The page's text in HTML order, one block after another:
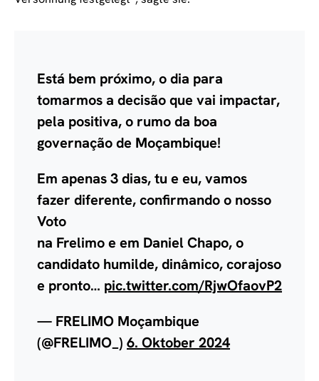
Está bem próximo, o dia para
tomarmos a decisão que vai impactar,
pela positiva, o rumo da boa
governação de Moçambique!
Em apenas 3 dias, tu e eu, vamos
fazer diferente, confirmando o nosso
Voto
na Frelimo e em Daniel Chapo, o
candidato humilde, dinâmico, corajoso
e pronto… pic.twitter.com/RjwOfaovP2
— FRELIMO Moçambique
(@FRELIMO_) 6. Oktober 2024